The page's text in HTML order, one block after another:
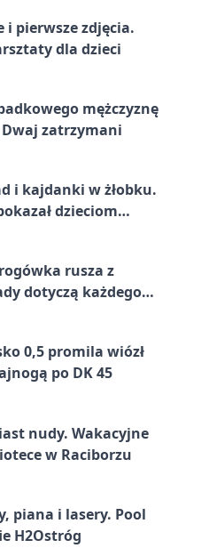
i pierwsze zdjęcia.
dla dzieci
mężczyznę
zatrzymani
i kajdanki w żłobku.
dzieciom
rusza z
dotyczą każdego
0,5 promila wiózł
po DK 45
nudy. Wakacyjne
w Raciborzu
piana i lasery. Pool
H2Ostróg